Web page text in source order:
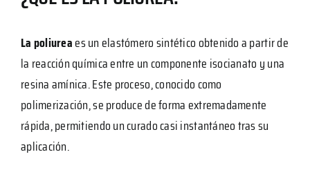
La poliureaes un elastómero sintético obtenido a partir de
la reacción química entre un componente isocianato y una
resina amínica. Este proceso, conocido como
polimerización, se produce de forma extremadamente
rápida, permitiendo un curado casi instantáneo tras su
aplicación.